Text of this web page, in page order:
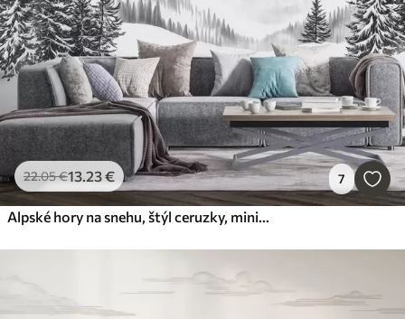
22.05€13.23€ 7
Alpské hory na snehu, štýl ceruzky, minimalizmus